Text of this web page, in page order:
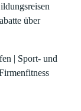
über
| Sport- und